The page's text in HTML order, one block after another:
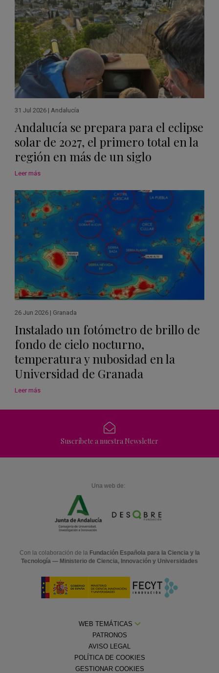
31 Jul 2026 | Andalucía
Andalucía se prepara para el eclipse
solar de 2027, el primero total en la
región en más de un siglo
Leer más
26 Jun 2026 | Granada
Instalado un fotómetro de brillo de
fondo de cielo nocturno,
temperatura y nubosidad en la
Universidad de Granada
Leer más
Suscríbete a nuestra Newsletter
Una web de:
Con la colaboración de la Fundación Española para la Ciencia y la
Tecnología — Ministerio de Ciencia, Innovación y Universidades
WEB TEMÁTICAS
PATRONOS
AVISO LEGAL
POLÍTICA DE COOKIES
GESTIONAR COOKIES